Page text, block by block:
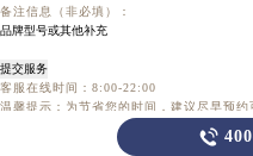

备注信息（非必填）：
提交服务
客服在线时间：8:00-22:00
温馨提示：为节省您的时间，建议尽早预
当前页面永久关闭